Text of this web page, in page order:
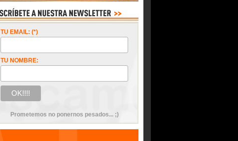
TU EMAIL: (*)
TU NOMBRE:
Prometemos no ponernos pesados... ;)